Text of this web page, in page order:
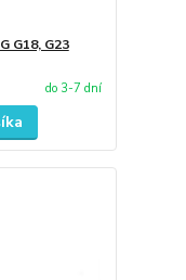
G18, G23
do 3-7 dní